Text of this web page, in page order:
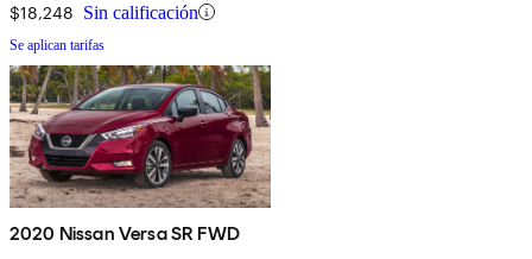
$18,248 Sin calificación
Se aplican tarifas
2020 Nissan Versa SR FWD